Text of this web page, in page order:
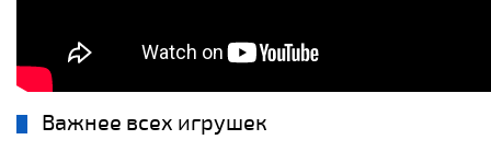
Важнее всех игрушек